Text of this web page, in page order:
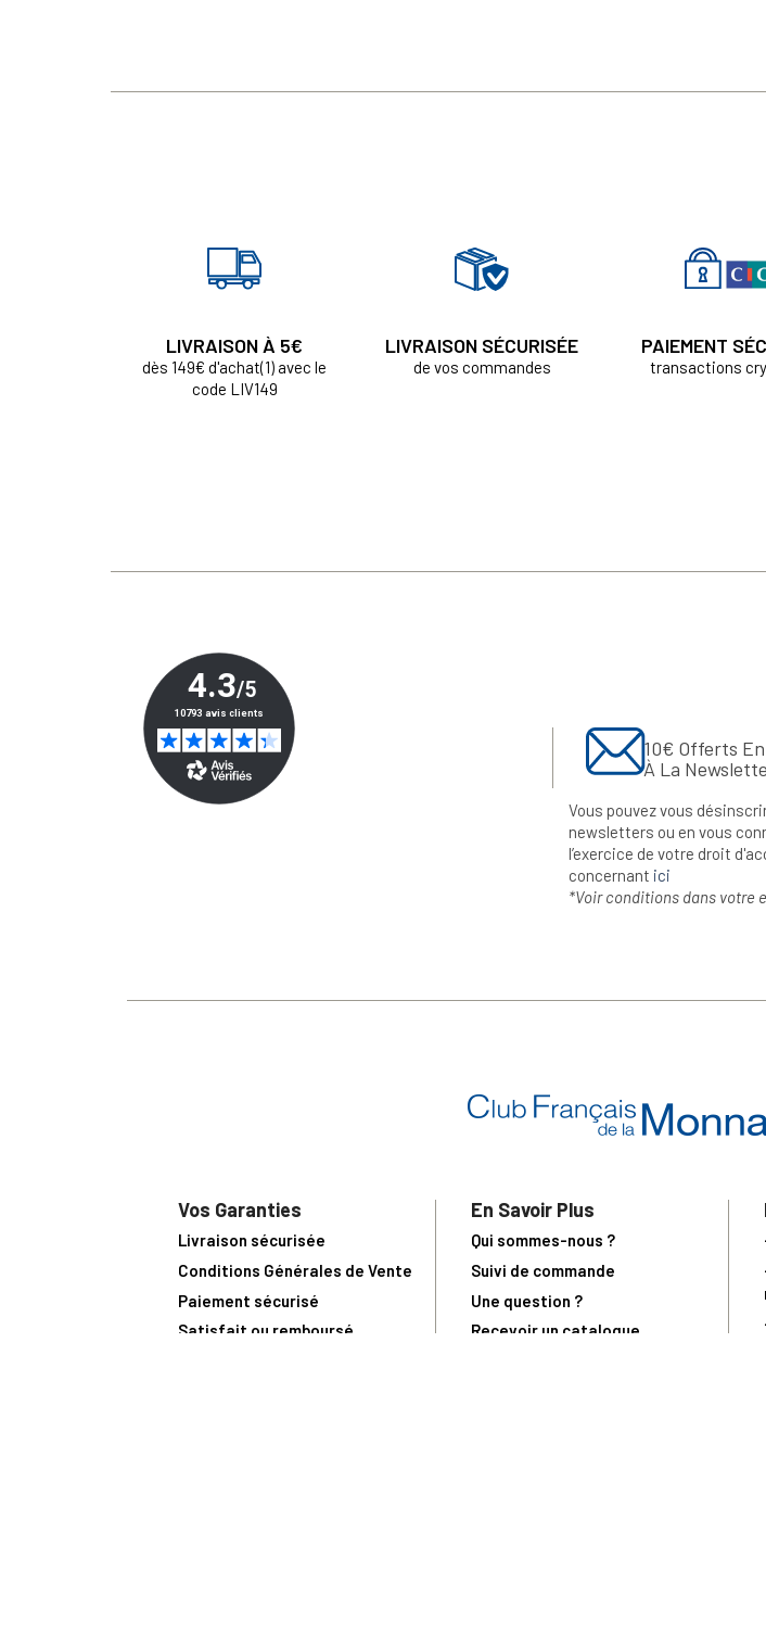
LIVRAISON À 5€
dès 149€ d'achat(1) avec le
code LIV149
LIVRAISON SÉCURISÉE
de vos commandes
PAIEMENT
transactions
10€ Offerts
À La
Vous pouvez vous
newsletters ou en vous
l’exercice de votre droit
concernant ici
*Voir conditions dans votre
Vos Garanties
Livraison sécurisée
Conditions Générales de Vente
Paiement sécurisé
Satisfait ou remboursé
En Savoir Plus
Qui sommes-nous ?
Suivi de commande
Une question ?
Recevoir un catalogue